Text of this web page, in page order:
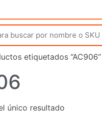
etiquetados “AC906”
único resultado